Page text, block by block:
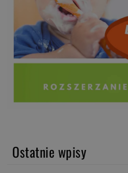
Ostatnie wpisy